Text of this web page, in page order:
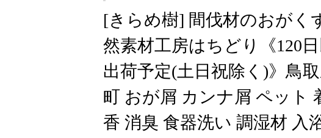
[きらめ樹] 間伐材のおがく
然素材工房はちどり《120
出荷予定(土日祝除く)》鳥
町 おが屑 カンナ屑 ペット
香 消臭 食器洗い 調湿材 入